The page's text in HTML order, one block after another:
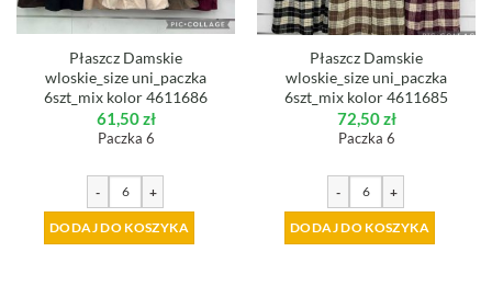
Płaszcz Damskie
wloskie_size uni_paczka
6szt_mix kolor 4611686
61,50zł
Paczka 6
- +
DODAJ DO KOSZYKA
Płaszcz Damskie
wloskie_size uni_paczka
6szt_mix kolor 4611685
72,50zł
Paczka 6
- +
DODAJ DO KOSZYKA